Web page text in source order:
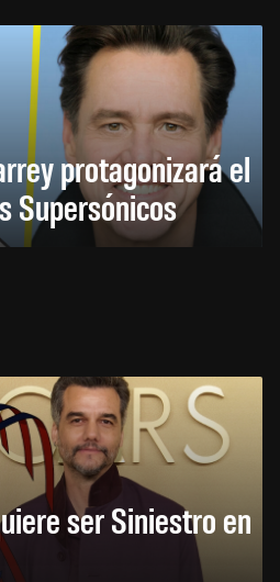
protagonizará el
Supersónicos
ser Siniestro en